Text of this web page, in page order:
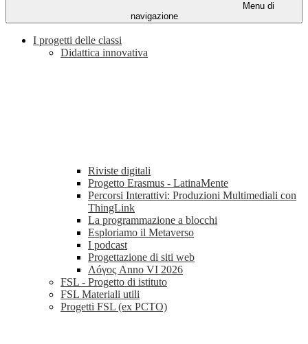
Menu di
navigazione
I progetti delle classi
Didattica innovativa
Riviste digitali
Progetto Erasmus - LatinaMente
Percorsi Interattivi: Produzioni Multimediali con
ThingLink
La programmazione a blocchi
Esploriamo il Metaverso
I podcast
Progettazione di siti web
Λóγος Anno VI 2026
FSL - Progetto di istituto
FSL Materiali utili
Progetti FSL (ex PCTO)